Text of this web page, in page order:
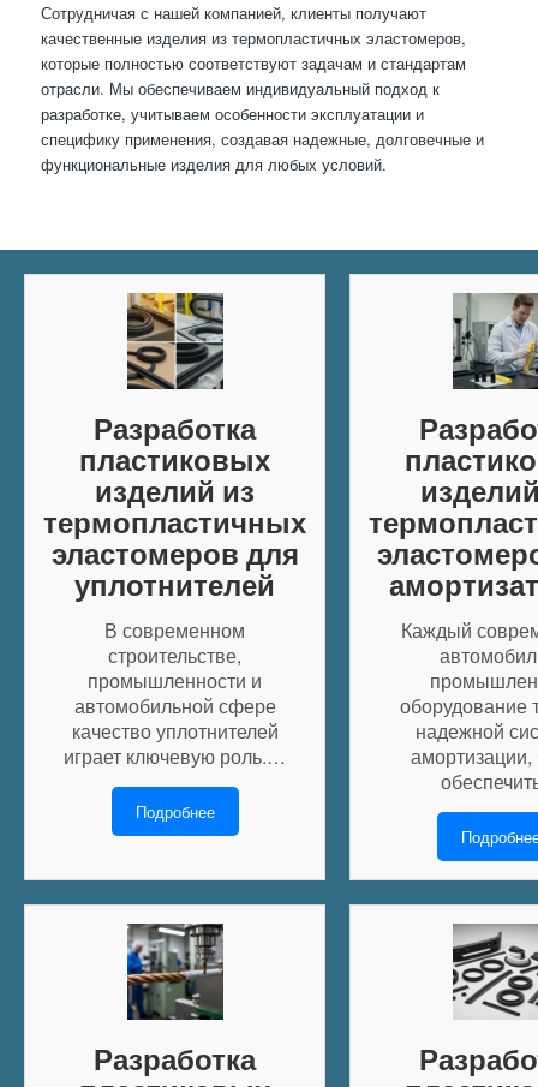
Сотрудничая с нашей компанией, клиенты получают
качественные изделия из термопластичных эластомеров,
которые полностью соответствуют задачам и стандартам
отрасли. Мы обеспечиваем индивидуальный подход к
разработке, учитываем особенности эксплуатации и
специфику применения, создавая надежные, долговечные и
функциональные изделия для любых условий.
Разработка
пластиковых
изделий из
термопластичных
эластомеров для
уплотнителей
В современном
строительстве,
промышленности и
автомобильной сфере
качество уплотнителей
играет ключевую роль.…
Подробнее
Каждый
оборудование
надежной
амортизации,
Разработка